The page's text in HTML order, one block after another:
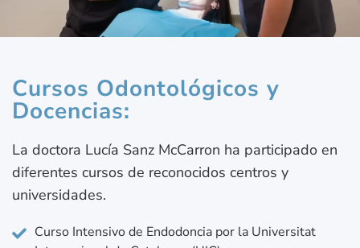
Cursos Odontológicos y
Docencias:
La doctora Lucía Sanz McCarron ha participado en
diferentes cursos de reconocidos centros y
universidades.
Curso Intensivo de Endodoncia por la Universitat